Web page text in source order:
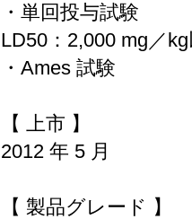
・単回投与試験
LD50：2,000 mg／
・Ames 試験
【 上市 】
2012 年 5 月
【 製品グレード 】